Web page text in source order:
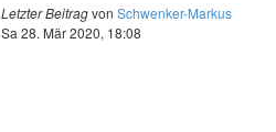
Letzter Beitragvon Schwenker-Markus
Sa 28. Mär 2020, 18:08